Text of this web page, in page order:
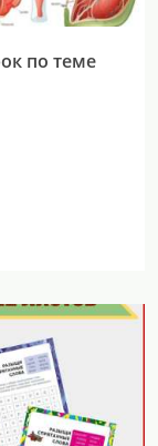
по теме